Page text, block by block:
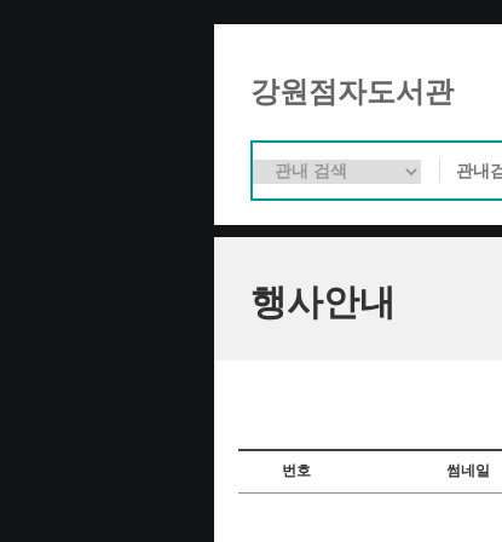
강원점자도서관
행사안내
번호 썸네일